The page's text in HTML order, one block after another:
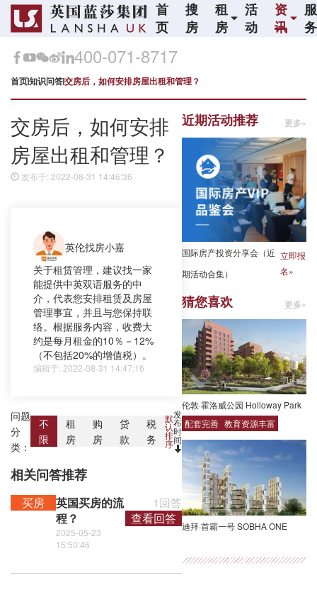
首
页
搜
房
租
房
活
动
资
讯
服
务
400-071-8717
首页知识问答交房后，如何安排房屋出租和管理？
交房后，如何安排
房屋出租和管理？
发布于: 2022-08-31 14:46:36
英伦找房小嘉
关于租赁管理，建议找一家
能提供中英双语服务的中
介，代表您安排租赁及房屋
管理事宜，并且与您保持联
络。根据服务内容，收费大
约是每月租金的10％－12%
（不包括20%的增值税）。
编辑于: 2022-08-31 14:47:16
问题
分
类：
不
限
租
房
购
房
贷
款
税
务
默
认
排
序
发
布
时
间
相关问答推荐
买房
英国买房的流
程？
2025-05-23
15:50:46
1回答
查看回答
近期活动推荐 更多»
国际房产投资分享会（近
期活动合集）
立即报
名»
猜您喜欢 更多»
伦敦·霍洛威公园 Holloway Park
配套完善 教育资源丰富
迪拜·首霸一号 SOBHA ONE